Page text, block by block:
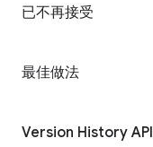
已不再接受
最佳做法
Version History API